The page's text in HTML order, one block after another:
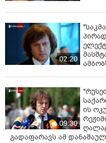
02:20
09:30
ის
გადაფარავს ამ